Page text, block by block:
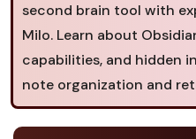
second brain tool with
Milo. Learn about
capabilities, and hidden
note organization and